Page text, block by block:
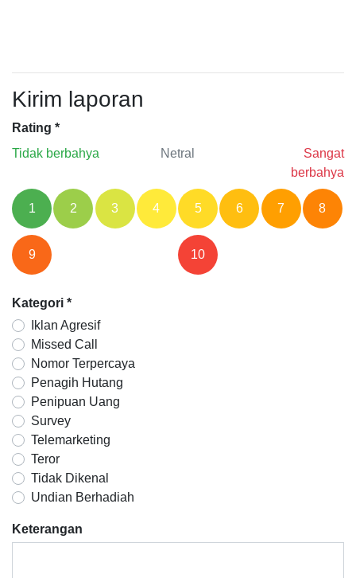
Kirim laporan
Rating *
Tidak berbahya
Netral
Sangat
berbahya
1 2 3 4 5 6 7 8
9 10
Kategori *
Iklan Agresif
Missed Call
Nomor Terpercaya
Penagih Hutang
Penipuan Uang
Survey
Telemarketing
Teror
Tidak Dikenal
Undian Berhadiah
Keterangan